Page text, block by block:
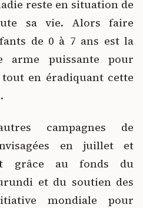
reste en situation de
sa vie. Alors faire
de 0 à 7 ans est la
arme puissante pour
en éradiquant cette
campagnes de
en juillet et
grâce au fonds du
et du soutien des
mondiale pour